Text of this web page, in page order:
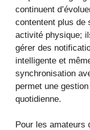
continuent
contentent plus de
activité physique;
gérer des
intelligente et
synchronisation
permet une
quotidienne.
Pour les amateurs